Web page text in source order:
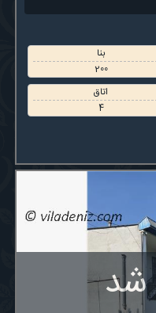
بنا
200
اتاق
4
شد